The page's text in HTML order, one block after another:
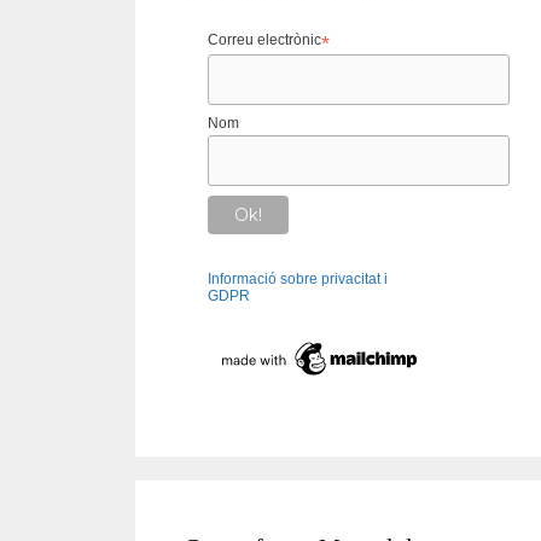
Correu electrònic*
Nom
Informació sobre privacitat i
GDPR